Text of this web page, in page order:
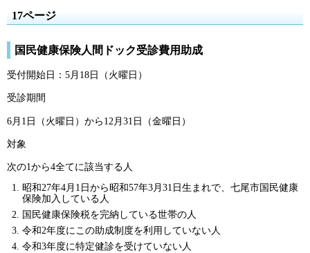
17ページ
国民健康保険人間ドック受診費用助成
受付開始日：5月18日（火曜日）
受診期間
6月1日（火曜日）から12月31日（金曜日）
対象
次の1から4全てに該当する人
昭和27年4月1日から昭和57年3月31日生まれで、七尾市国民健康
保険加入している人
国民健康保険税を完納している世帯の人
令和2年度にこの助成制度を利用していない人
令和3年度に特定健診を受けていない人